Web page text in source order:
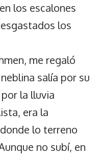
los escalones
los
me regaló
salía por su
la lluvia
era la
lo terreno
no subí, en